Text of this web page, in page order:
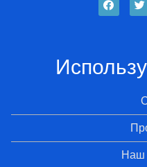
Наш